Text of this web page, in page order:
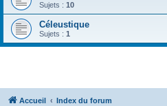
Sujets : 10
Céleustique
Sujets : 1
Accueil Index du forum